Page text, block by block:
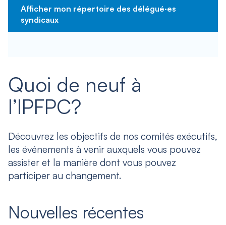
Afficher mon répertoire des délégué·es
syndicaux
Quoi de neuf à
l’IPFPC?
Découvrez les objectifs de nos comités exécutifs,
les événements à venir auxquels vous pouvez
assister et la manière dont vous pouvez
participer au changement.
Nouvelles récentes